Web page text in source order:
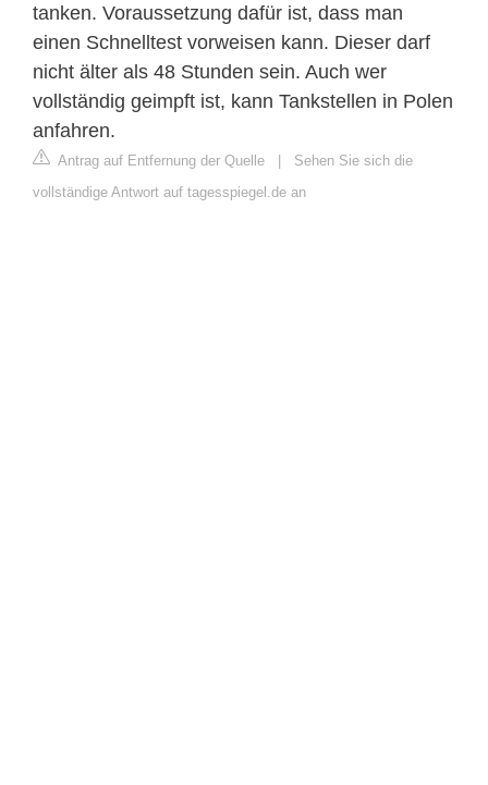
tanken. Voraussetzung dafür ist, dass man
einen Schnelltest vorweisen kann. Dieser darf
nicht älter als 48 Stunden sein. Auch wer
vollständig geimpft ist, kann Tankstellen in Polen
anfahren.
Antrag auf Entfernung der Quelle | Sehen Sie sich die
vollständige Antwort auf tagesspiegel.de an